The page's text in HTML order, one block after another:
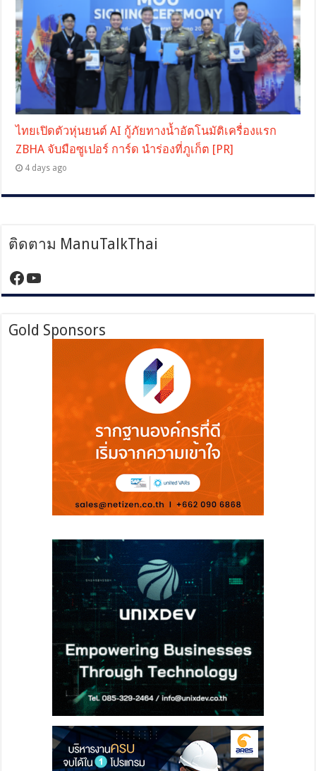
ไทยเปิดตัวหุ่นยนต์ AI กู้ภัยทางน้ำอัตโนมัติเครื่องแรก
ZBHA จับมือซูเปอร์ การ์ด นำร่องที่ภูเก็ต [PR]
4 days ago
ติดตาม ManuTalkThai
https://www.facebook.com/
YouTube
Gold Sponsors